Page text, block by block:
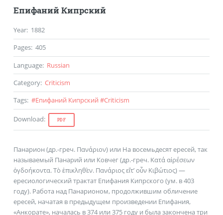
Епифаний Кипрский
Year: 1882
Pages: 405
Language: Russian
Category: Criticism
Tags: #Епифаний Кипрский #Criticism
Download: PDF
Панарион (др.-греч. Πανάριον) или На восемьдесят ересей, так
называемый Панарий или Ковчег (др.-греч. Κατά αἱρέσεων
ὀγδοήκοντα. Τὸ ἐπικληθὲν. Πανάριος εἴτ’ οὖν Κιβώτιος) —
ересиологический трактат Епифания Кипрского (ум. в 403
году). Работа над Панарионом, продолжившим обличение
ересей, начатая в предыдущем произведении Епифания,
«Анкорате», началась в 374 или 375 году и была закончена три